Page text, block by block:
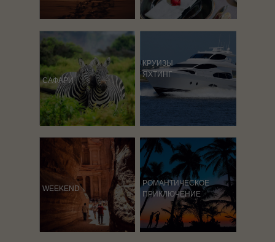
САФАРИ
КРУИЗЫ
ЯХТИНГ
WEEKEND
РОМАНТИЧЕСКОЕ
ПРИКЛЮЧЕНИЕ